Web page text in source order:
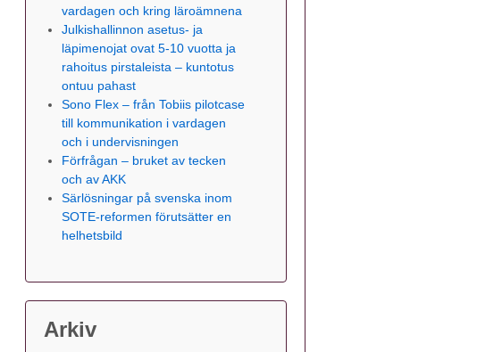
vardagen och kring läroämnena
Julkishallinnon asetus- ja
läpimenojat ovat 5-10 vuotta ja
rahoitus pirstaleista – kuntotus
ontuu pahast
Sono Flex – från Tobiis pilotcase
till kommunikation i vardagen
och i undervisningen
Förfrågan – bruket av tecken
och av AKK
Särlösningar på svenska inom
SOTE-reformen förutsätter en
helhetsbild
Arkiv